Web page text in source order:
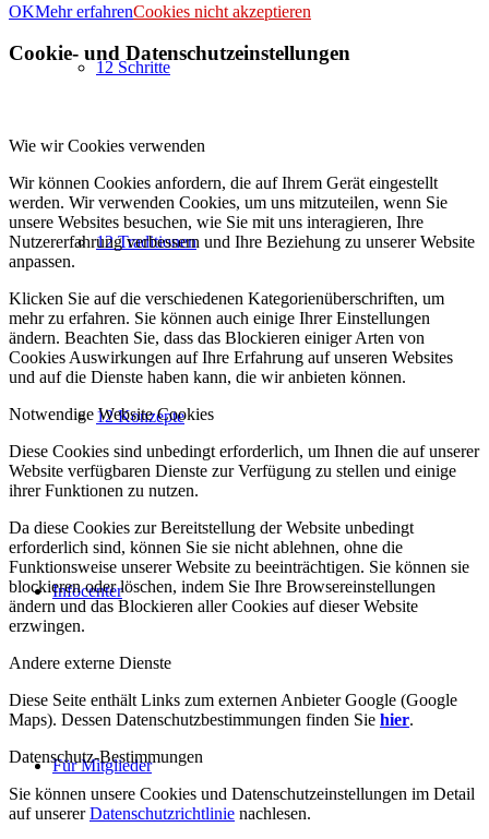
12 Schritte
12 Traditionen
12 Konzepte
Infocenter
Für Mitglieder
OKMehr erfahrenCookies nicht akzeptieren
Cookie- und Datenschutzeinstellungen
Wie wir Cookies verwenden
Wir können Cookies anfordern, die auf Ihrem Gerät eingestellt
werden. Wir verwenden Cookies, um uns mitzuteilen, wenn Sie
unsere Websites besuchen, wie Sie mit uns interagieren, Ihre
Nutzererfahrung verbessern und Ihre Beziehung zu unserer Website
anpassen.
Klicken Sie auf die verschiedenen Kategorienüberschriften, um
mehr zu erfahren. Sie können auch einige Ihrer Einstellungen
ändern. Beachten Sie, dass das Blockieren einiger Arten von
Cookies Auswirkungen auf Ihre Erfahrung auf unseren Websites
und auf die Dienste haben kann, die wir anbieten können.
Notwendige Website Cookies
Diese Cookies sind unbedingt erforderlich, um Ihnen die auf unserer
Website verfügbaren Dienste zur Verfügung zu stellen und einige
ihrer Funktionen zu nutzen.
Da diese Cookies zur Bereitstellung der Website unbedingt
erforderlich sind, können Sie sie nicht ablehnen, ohne die
Funktionsweise unserer Website zu beeinträchtigen. Sie können sie
blockieren oder löschen, indem Sie Ihre Browsereinstellungen
ändern und das Blockieren aller Cookies auf dieser Website
erzwingen.
Andere externe Dienste
Diese Seite enthält Links zum externen Anbieter Google (Google
Maps). Dessen Datenschutzbestimmungen finden Sie hier.
Datenschutz-Bestimmungen
Sie können unsere Cookies und Datenschutzeinstellungen im Detail
auf unsererDatenschutzrichtlinie nachlesen.